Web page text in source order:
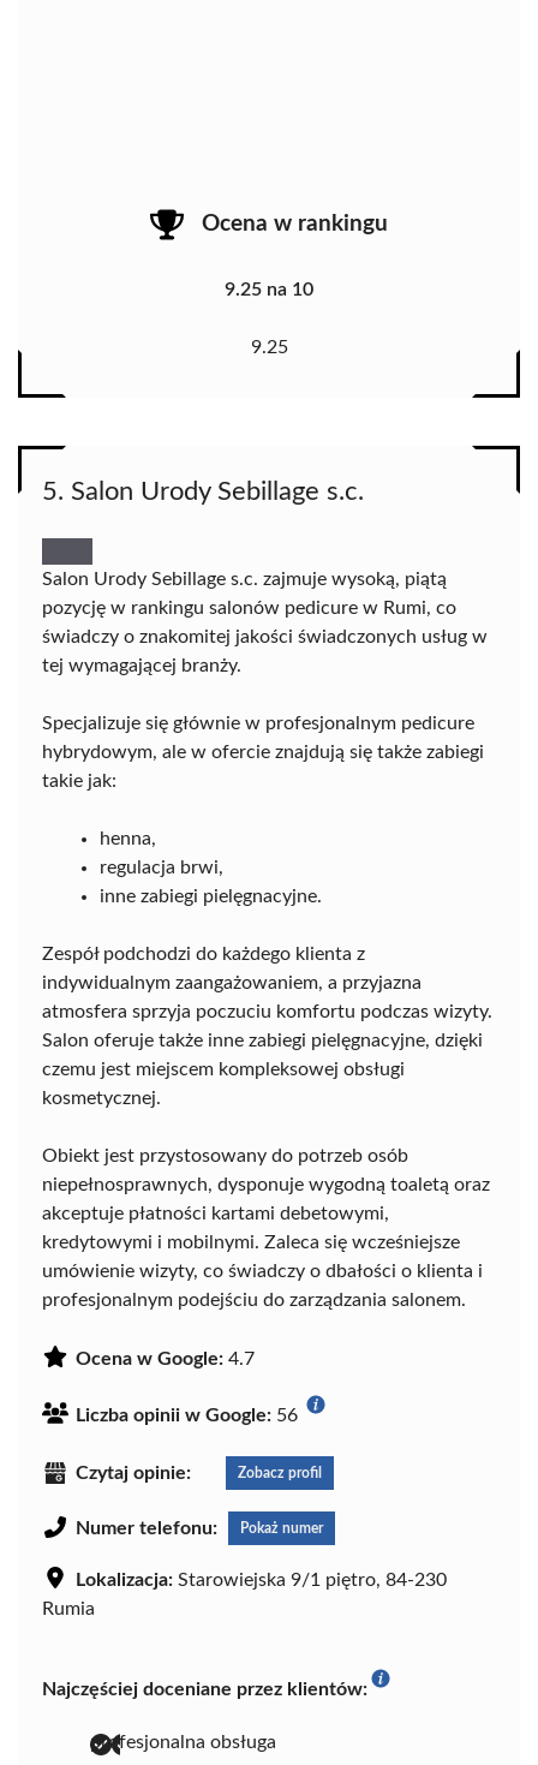
Ocena w rankingu
9.25 na 10
9.25
5. Salon Urody Sebillage s.c.
Salon Urody Sebillage s.c. zajmuje wysoką, piątą
pozycję w rankingu salonów pedicure w Rumi, co
świadczy o znakomitej jakości świadczonych usług w
tej wymagającej branży.
Specjalizuje się głównie w profesjonalnym pedicure
hybrydowym, ale w ofercie znajdują się także zabiegi
takie jak:
henna,
regulacja brwi,
inne zabiegi pielęgnacyjne.
Zespół podchodzi do każdego klienta z
indywidualnym zaangażowaniem, a przyjazna
atmosfera sprzyja poczuciu komfortu podczas wizyty.
Salon oferuje także inne zabiegi pielęgnacyjne, dzięki
czemu jest miejscem kompleksowej obsługi
kosmetycznej.
Obiekt jest przystosowany do potrzeb osób
niepełnosprawnych, dysponuje wygodną toaletą oraz
akceptuje płatności kartami debetowymi,
kredytowymi i mobilnymi. Zaleca się wcześniejsze
umówienie wizyty, co świadczy o dbałości o klienta i
profesjonalnym podejściu do zarządzania salonem.
Ocena w Google: 4.7
Liczba opinii w Google: 56
Czytaj opinie: Zobacz profil
Numer telefonu: Pokaż numer
Lokalizacja: Starowiejska 9/1 piętro, 84-230
Rumia
Najczęściej doceniane przez klientów:
profesjonalna obsługa